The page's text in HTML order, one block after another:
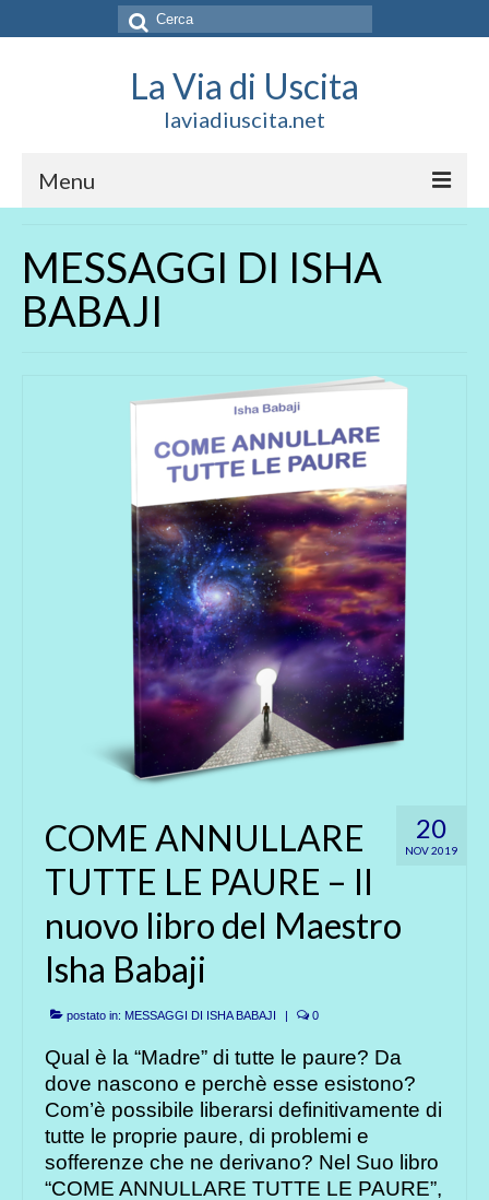
Cerca:
La Via di Uscita
laviadiuscita.net
Menu
CHI SIAMO
SOCIAL
MESSAGGI DI ISHA
BABAJI
20
NOV 2019
COME ANNULLARE
TUTTE LE PAURE – Il
nuovo libro del Maestro
Isha Babaji
postato in: MESSAGGI DI ISHA BABAJI | 0
Qual è la “Madre” di tutte le paure? Da
dove nascono e perchè esse esistono?
Com’è possibile liberarsi definitivamente di
tutte le proprie paure, di problemi e
sofferenze che ne derivano? Nel Suo libro
“COME ANNULLARE TUTTE LE PAURE”,